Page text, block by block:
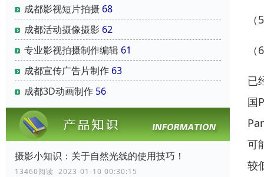
成都影视短片拍摄 68
成都活动摄像摄影 62
专业影视拍摄制作编辑 61
成都宣传广告片制作 63
成都3D动画制作 56
摄影小知识：关于自然光线的使用技巧！
13460阅读 2023-01-10 00:30:15
已
国
可
较